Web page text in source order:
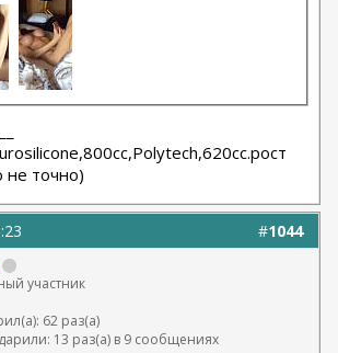
не точно)
#1044
участник
62 раз(а)
13 раз(а) в 9 сообщениях